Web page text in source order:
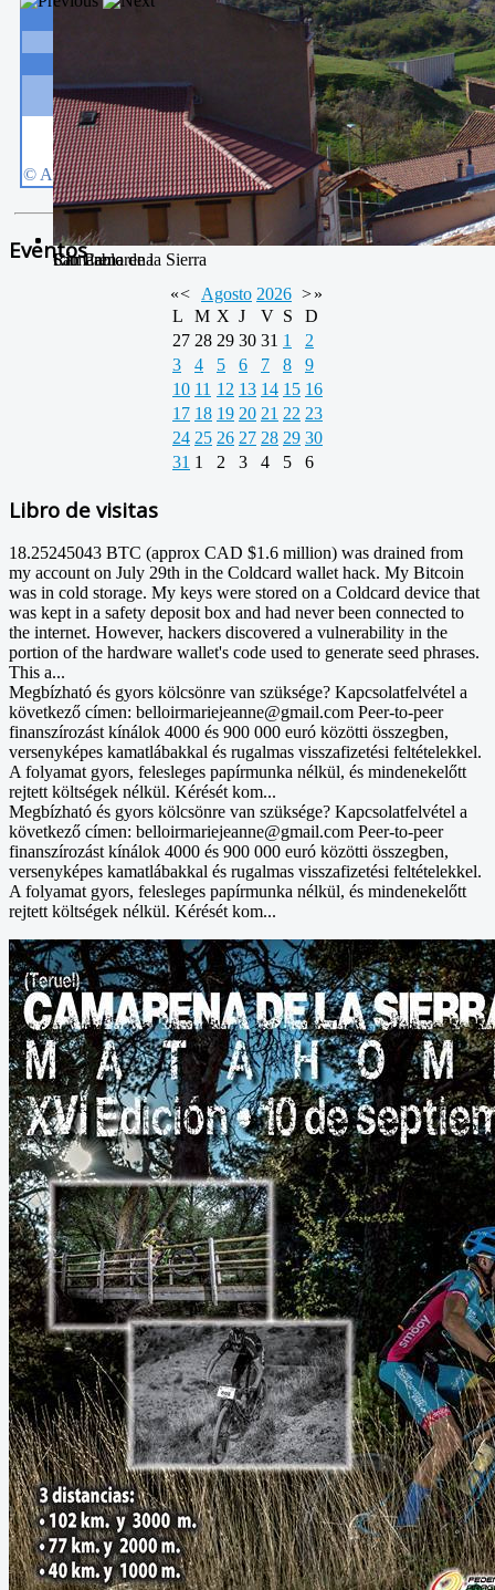
San Pablo
Río Camarena
Camarena de la Sierra
Eventos
«< Agosto 2026 >»
L
M X J V S
D
27 28 29 30 31 1
2
3
4 5 6 7 8
9
10 11 12 13 14 15 16
17 18 19 20 21 22 23
24 25 26 27 28 29 30
31 1 2 3 4 5 6
Libro de visitas
18.25245043 BTC (approx CAD $1.6 million) was drained from
my account on July 29th in the Coldcard wallet hack. My Bitcoin
was in cold storage. My keys were stored on a Coldcard device that
was kept in a safety deposit box and had never been connected to
the internet. However, hackers discovered a vulnerability in the
portion of the hardware wallet's code used to generate seed phrases.
This a...
Megbízható és gyors kölcsönre van szüksége? Kapcsolatfelvétel a
következő címen: belloirmariejeanne@gmail.com Peer-to-peer
finanszírozást kínálok 4000 és 900 000 euró közötti összegben,
versenyképes kamatlábakkal és rugalmas visszafizetési feltételekkel.
A folyamat gyors, felesleges papírmunka nélkül, és mindenekelőtt
rejtett költségek nélkül. Kérését kom...
Megbízható és gyors kölcsönre van szüksége? Kapcsolatfelvétel a
következő címen: belloirmariejeanne@gmail.com Peer-to-peer
finanszírozást kínálok 4000 és 900 000 euró közötti összegben,
versenyképes kamatlábakkal és rugalmas visszafizetési feltételekkel.
A folyamat gyors, felesleges papírmunka nélkül, és mindenekelőtt
rejtett költségek nélkül. Kérését kom...